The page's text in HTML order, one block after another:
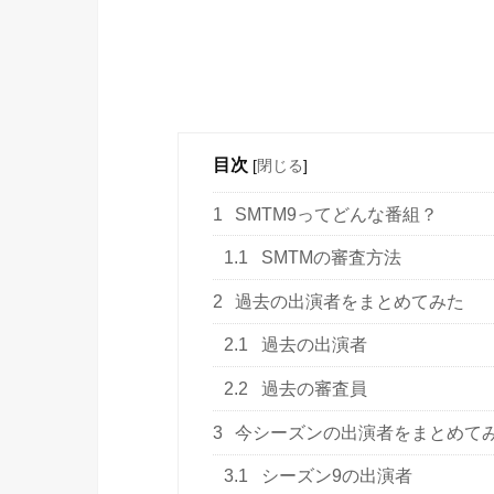
目次 [閉じる]
1 SMTM9ってどんな番組？
1.1 SMTMの審査方法
2 過去の出演者をまとめてみた
2.1 過去の出演者
2.2 過去の審査員
3 今シーズンの出演者をまとめて
3.1 シーズン9の出演者